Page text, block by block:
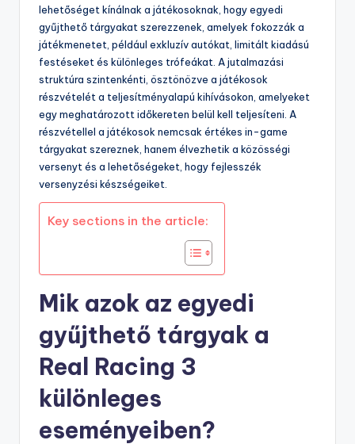
lehetőséget kínálnak a játékosoknak, hogy egyedi
gyűjthető tárgyakat szerezzenek, amelyek fokozzák a
játékmenetet, például exkluzív autókat, limitált kiadású
festéseket és különleges trófeákat. A jutalmazási
struktúra szintenkénti, ösztönözve a játékosok
részvételét a teljesítményalapú kihívásokon, amelyeket
egy meghatározott időkereten belül kell teljesíteni. A
részvétellel a játékosok nemcsak értékes in-game
tárgyakat szereznek, hanem élvezhetik a közösségi
versenyt és a lehetőségeket, hogy fejlesszék
versenyzési készségeiket.
Key sections in the article:
Mik azok az egyedi
gyűjthető tárgyak a
Real Racing 3
különleges
eseményeiben?